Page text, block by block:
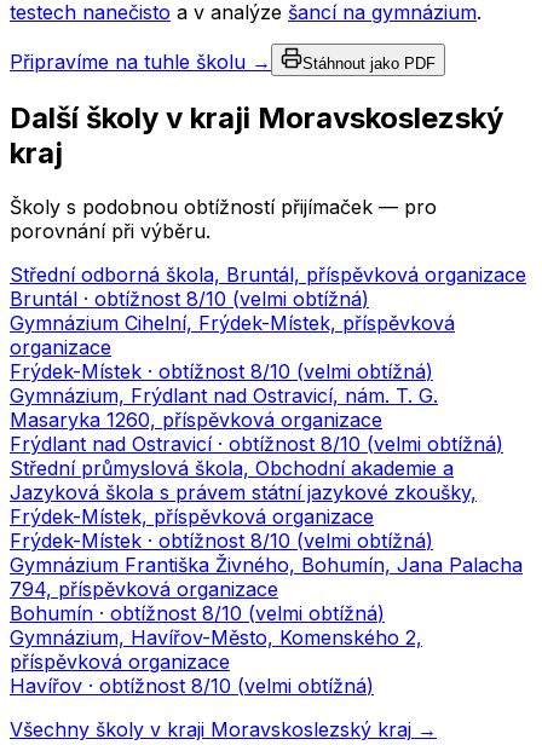
testech nanečisto a v analýze šancí na gymnázium.
Připravíme na tuhle školu → Stáhnout jako PDF
Další školy v kraji Moravskoslezský
kraj
Školy s podobnou obtížností přijímaček — pro
porovnání při výběru.
Střední odborná škola, Bruntál, příspěvková organizace
Bruntál · obtížnost 8/10 (velmi obtížná)
Gymnázium Cihelní, Frýdek-Místek, příspěvková
organizace
Frýdek-Místek · obtížnost 8/10 (velmi obtížná)
Gymnázium, Frýdlant nad Ostravicí, nám. T. G.
Masaryka 1260, příspěvková organizace
Frýdlant nad Ostravicí· obtížnost 8/10 (velmi obtížná)
Střední průmyslová škola, Obchodní akademie a
Jazyková škola s právem státní jazykové zkoušky,
Frýdek-Místek, příspěvková organizace
Frýdek-Místek · obtížnost 8/10 (velmi obtížná)
Gymnázium Františka Živného, Bohumín, Jana Palacha
794, příspěvková organizace
Bohumín · obtížnost 8/10 (velmi obtížná)
Gymnázium, Havířov-Město, Komenského 2,
příspěvková organizace
Havířov · obtížnost 8/10 (velmi obtížná)
Všechny školy v kraji Moravskoslezský kraj →